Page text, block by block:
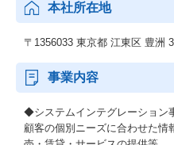
本社所在地
〒1356033 東京都 江東区 豊洲
事業内容
◆システムインテグレーション
顧客の個別ニーズに合わせた情